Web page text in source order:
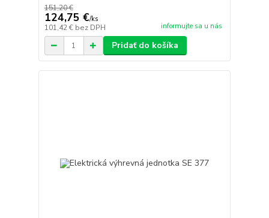
151,20 €
124,75 €/ks
101,42 € bez DPH informujte sa u nás
Pridať do košíka